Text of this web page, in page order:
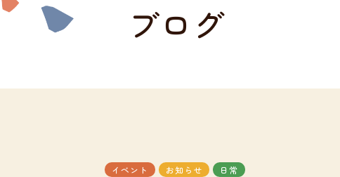
ブログ
イベント お知らせ 日常